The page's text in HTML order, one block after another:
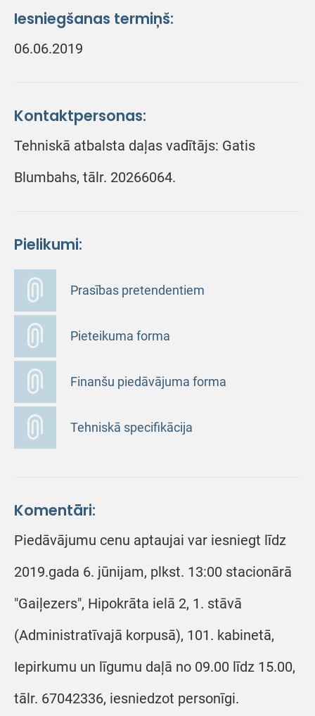
Iesniegšanas termiņš:
06.06.2019
Kontaktpersonas:
Tehniskā atbalsta daļas vadītājs: Gatis
Blumbahs, tālr. 20266064.
Pielikumi:
Prasības pretendentiem
Pieteikuma forma
Finanšu piedāvājuma forma
Tehniskā specifikācija
Komentāri:
Piedāvājumu cenu aptaujai var iesniegt līdz
2019.gada 6. jūnijam, plkst. 13:00 stacionārā
"Gaiļezers", Hipokrāta ielā 2, 1. stāvā
(Administratīvajā korpusā), 101. kabinetā,
Iepirkumu un līgumu daļā no 09.00 līdz 15.00,
tālr. 67042336, iesniedzot personīgi.